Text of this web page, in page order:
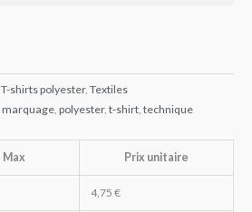
T-shirts polyester, Textiles
marquage, polyester, t-shirt, technique
Max Prix unitaire
4,75€